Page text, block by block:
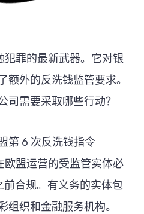
犯罪的最新武器。它对银
额外的反洗钱监管要求。
司需要采取哪些行动？
第 6 次反洗钱指令
欧盟运营的受监管实体必
前合规。有义务的实体包
组织和金融服务机构。